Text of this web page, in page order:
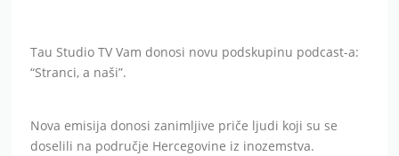
Tau Studio TV Vam donosi novu podskupinu podcast-a:
“Stranci, a naši”.
Nova emisija donosi zanimljive priče ljudi koji su se
doselili na područje Hercegovine iz inozemstva.